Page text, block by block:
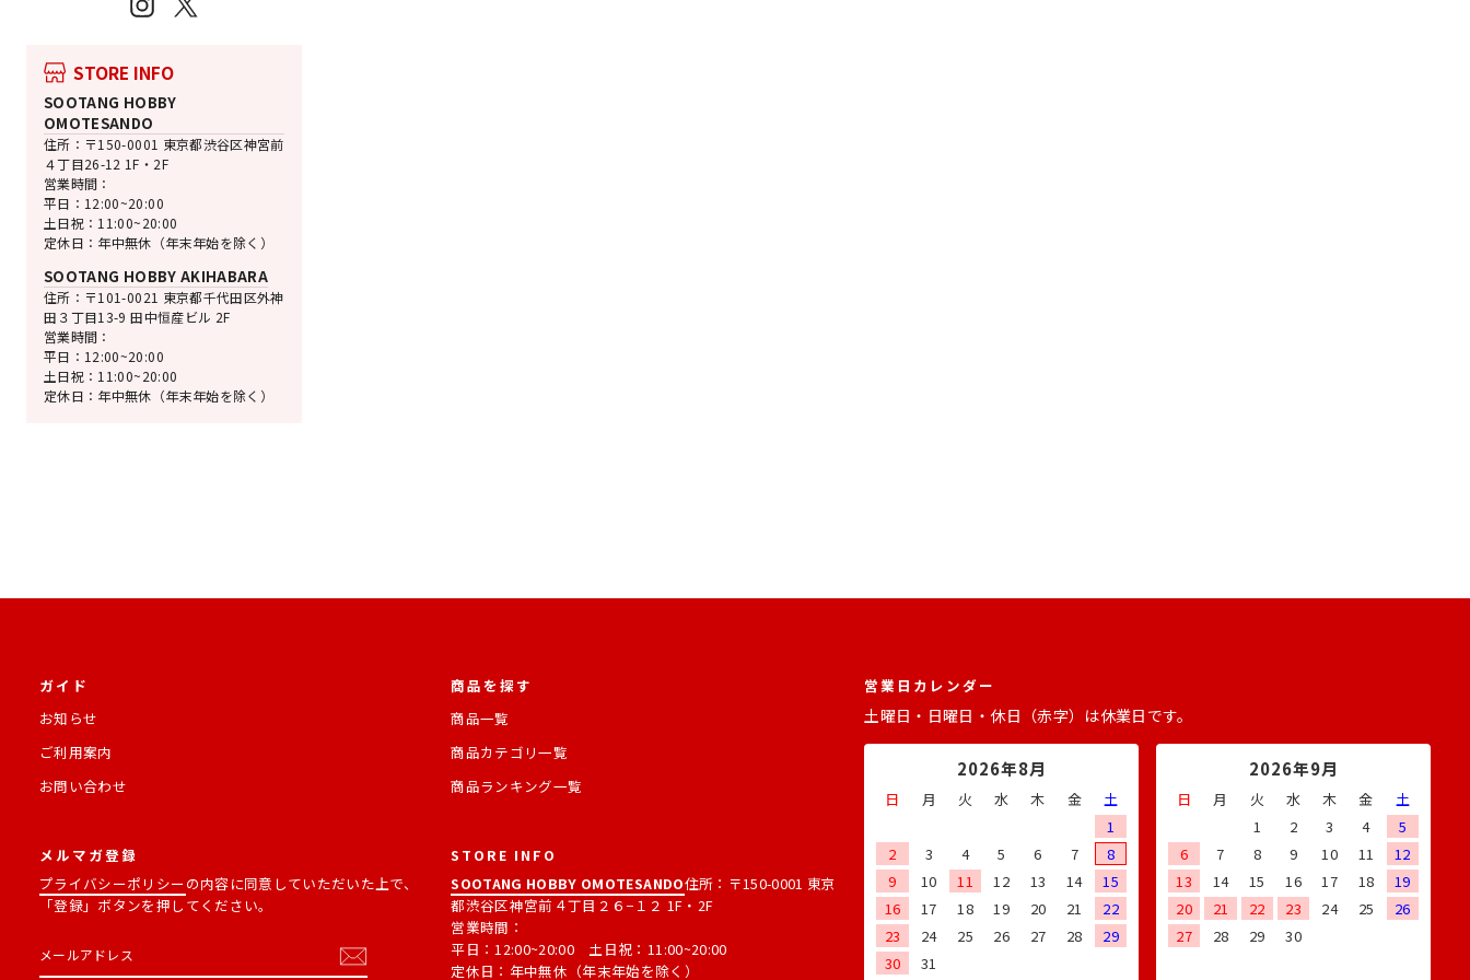
STORE INFO
SOOTANG HOBBY
OMOTESANDO
住所：〒150-0001 東京都渋谷区神宮前
４丁目26-12 1F・2F
営業時間：
平日：12:00~20:00
土日祝：11:00~20:00
定休日：年中無休（年末年始を除く）
SOOTANG HOBBY AKIHABARA
住所：〒101-0021 東京都千代田区外神
田３丁目13-9 田中恒産ビル 2F
営業時間：
平日：12:00~20:00
土日祝：11:00~20:00
定休日：年中無休（年末年始を除く）
ガイド
お知らせ
ご利用案内
お問い合わせ
商品を探す
商品一覧
商品カテゴリ一覧
商品ランキング一覧
メルマガ登録
プライバシーポリシー の内容に同意していただいた上で、
「登録」ボタンを押してください。
ー
ル
読
す
STORE INFO
SOOTANG HOBBY OMOTESANDO住所：〒150-0001 東京
都渋谷区神宮前４丁目２６−１２ 1F・2F
営業時間：
平日：12:00~20:00 土日祝：11:00~20:00
定休日：年中無休（年末年始を除く）
営業日カレンダー
土曜日・日曜日・休日（赤字）は休業日です。
2026年8月
日 月 火 水 木 金
土
1
2
3 4 5 6 7
8
9
10 11 12 13 14
15
16
17 18 19 20 21
22
23
24 25 26 27 28
29
30
31
2026年9月
日 月 火 水 木 金
土
1
2 3 4
5
6
7 8 9 10 11
12
13
14 15 16 17 18
19
20
21 22 23 24 25
26
27
28 29 30